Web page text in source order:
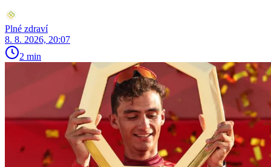
Plné zdraví
8. 8. 2026, 20:07
2 min